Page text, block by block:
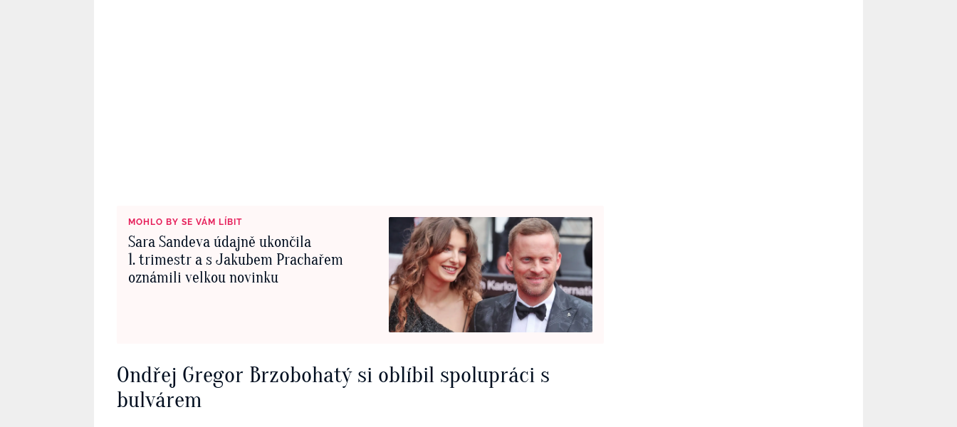
MOHLO BY SE VÁM LÍBIT
Sara Sandeva údajně ukončila
1. trimestr a s Jakubem Prachařem
oznámili velkou novinku
Ondřej Gregor Brzobohatý si oblíbil spolupráci s
bulvárem